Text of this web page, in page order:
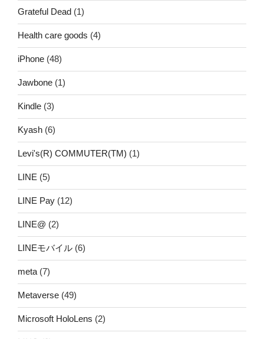
Grateful Dead (1)
Health care goods (4)
iPhone (48)
Jawbone (1)
Kindle (3)
Kyash (6)
Levi's(R) COMMUTER(TM) (1)
LINE (5)
LINE Pay (12)
LINE@ (2)
LINEモバイル (6)
meta (7)
Metaverse (49)
Microsoft HoloLens (2)